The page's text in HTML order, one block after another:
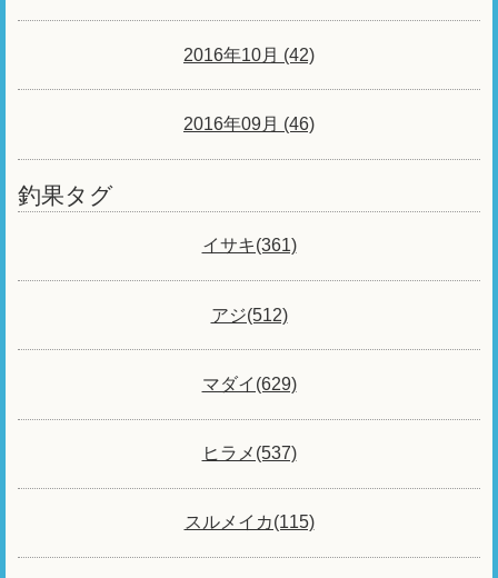
2016年10月 (42)
2016年09月 (46)
釣果タグ
イサキ(361)
アジ(512)
マダイ(629)
ヒラメ(537)
スルメイカ(115)